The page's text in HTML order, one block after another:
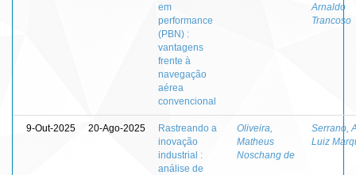
em
performance
(PBN) :
vantagens
frente à
navegação
aérea
convencional
Arnaldo
Trancoso
9-Out-2025 20-Ago-2025
Rastreando a
inovação
industrial :
análise de
Oliveira,
Matheus
Noschang de
Serrano,
Luiz